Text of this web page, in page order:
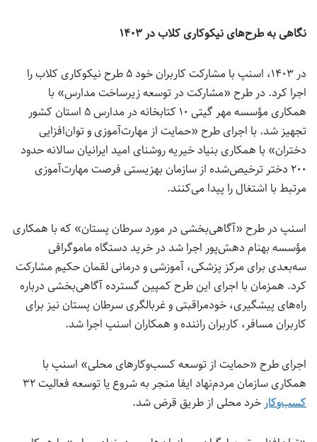
نگاهی به طرح‌های نیکوکاری کلاب در ۱۴۰۳
در ۱۴۰۳ ،
اسنپ با مشارکت کاربران خود ۵ طرح نیکوکاری کلاب را
اجرا کرد. در طرح «مشارکت در توسعه زیرساخت مدارس» با
همکاری مؤسسه مهر گیتی ۱۰ کتابخانه در مدارس ۵ استان کشور
تجهیز شد. با اجرای طرح «حمایت از مهارت‌آموزی و توان‌افزایی
دختران» با همکاری بنیادخیریهروشنای امید ایرانیان سالانه حدود
۲۰۰ دختر ترخیص‌شده از سازمان بهزیستی فرصت مهارت‌آموزی
مرتبط با اشتغال را پیدا می‌کنند.
اسنپ در طرح «آگاهی‌بخشی در مورد سرطان پستان» که با همکاری
مؤسسه بهنام دهش‌پور اجرا شد در خرید دستگاه ماموگرافی
سه‌بعدی برای مرکز پزشکی، آموزشی و درمانی لقمان حکیم مشارکت
کرد. همزمان با اجرای این طرح کمپین گسترده آگاهی‌بخشی درباره
راه‌های پیشگیری، خودمراقبتی و غربالگری سرطان پستان نیز برای
کاربران مسافر، کاربران راننده و همکاران اسنپ اجرا شد.
اجرای طرح «حمایت از توسعه کسب‌وکارهای محلی» اسنپ با
همکاری سازمان مردم‌نهاد ایفا منجر به شروع یا توسعه فعالیت۳۲
کسب‌وکار خرد محلی از طریق قرضشد.